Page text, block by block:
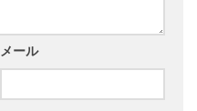
メール